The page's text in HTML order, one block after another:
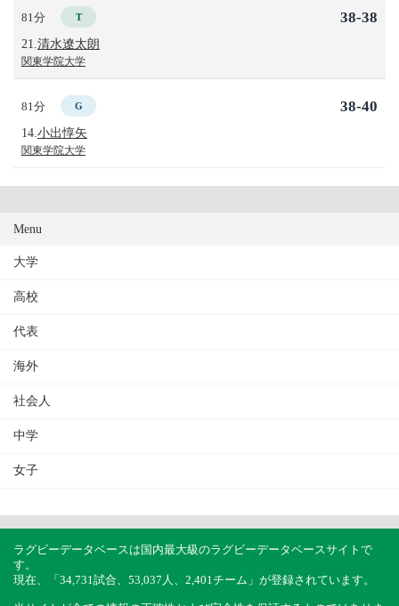
81分 T
21. 清水遼太朗
関東学院大学
38-38
81分 G
14. 小出惇矢
関東学院大学
38-40
Menu
大学
高校
代表
海外
社会人
中学
女子
ラグビーデータベースは国内最大級のラグビーデータベースサイトで
す。
現在、「34,731試合、53,037人、2,401チーム」が登録されています。